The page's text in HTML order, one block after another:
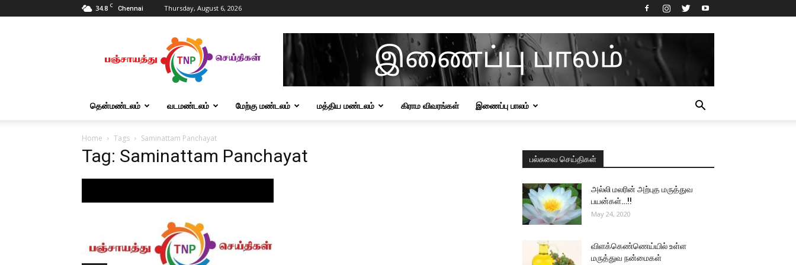
34.8 C Chennai Thursday, August 6, 2026
Tnpanchayat
தென்மண்டலம் வடமண்டலம் மேற்கு மண்டலம் மத்திய மண்டலம் கிராம விவரங்கள் இணைப்பு பாலம்
Home Tags Saminattam Panchayat
Tag: Saminattam Panchayat பல்சுவை செய்திகள்
அல்லி மலரின் அற்புத மருத்துவ
பயன்கள்…!!
May 24, 2020
விளக்கெண்ணெய்யில் உள்ள
மருத்துவ நன்மைகள்